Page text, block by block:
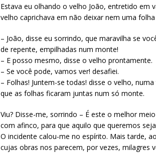
Estava eu olhando o velho João, entretido em
velho caprichava em não deixar nem uma
– João, disse eu sorrindo, que maravilha se
de repente, empilhadas num monte!
– E posso mesmo, disse o velho prontamente.
– Se você pode, vamos ver! desafiei.
– Folhas! Juntem-se todas! disse o velho,
que as folhas ficaram juntas num só monte.
Viu? Disse-me, sorrindo – É este o melhor
com afinco, para que aquilo que queremos
O incidente calou-me no espírito. Mais tarde,
cujas obras nos parecem, por vezes, milagres